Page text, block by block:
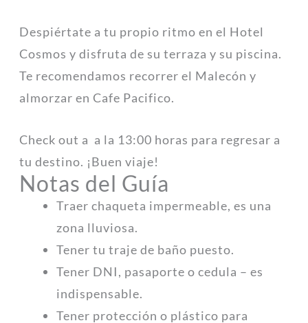
Despiértate a tu propio ritmo en el Hotel
Cosmos y disfruta de su terraza y su piscina.
Te recomendamos recorrer el Malecón y
almorzar en Cafe Pacifico.
Check out a a la 13:00 horas para regresar a
tu destino. ¡Buen viaje!
Notas del Guía
Traer chaqueta impermeable, es una
zona lluviosa.
Tener tu traje de baño puesto.
Tener DNI, pasaporte o cedula – es
indispensable.
Tener protección o plástico para